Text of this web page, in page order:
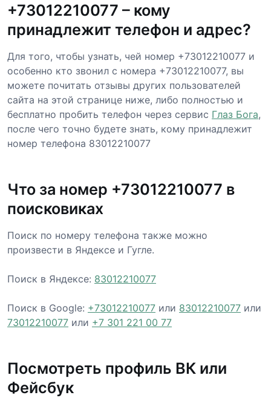
+73012210077 – кому
принадлежит телефон и адрес?
Для того, чтобы узнать, чей номер +73012210077 и
особенно кто звонил с номера +73012210077, вы
можете почитать отзывы других пользователей
сайта на этой странице ниже, либо полностью и
бесплатно пробить телефон через сервис Глаз Бога,
после чего точно будете знать, кому принадлежит
номер телефона 83012210077
Что за номер +73012210077 в
поисковиках
Поиск по номеру телефона также можно
произвести в Яндексе и Гугле.
Поиск в Яндексе: 83012210077
Поиск в Google: +73012210077 или 83012210077 или
73012210077 или +7 301 221 00 77
Посмотреть профиль ВК или
Фейсбук